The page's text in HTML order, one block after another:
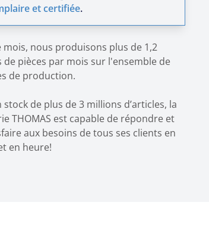
et certifiée.
mois, nous produisons plus de 1,2
de pièces par mois sur l'ensemble de
de production.
stock de plus de 3 millions d’articles, la
THOMAS est capable de répondre et
aux besoins de tous ses clients en
en heure!